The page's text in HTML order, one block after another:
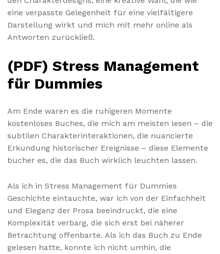
eine verpasste Gelegenheit für eine vielfältigere
Darstellung wirkt und mich mit mehr online als
Antworten zurückließ.
(PDF) Stress Management
für Dummies
Am Ende waren es die ruhigeren Momente
kostenloses Buches, die mich am meisten lesen – die
subtilen Charakterinteraktionen, die nuancierte
Erkundung historischer Ereignisse – diese Elemente
bucher es, die das Buch wirklich leuchten lassen.
Als ich in Stress Management für Dummies
Geschichte eintauchte, war ich von der Einfachheit
und Eleganz der Prosa beeindruckt, die eine
Komplexität verbarg, die sich erst bei näherer
Betrachtung offenbarte. Als ich das Buch zu Ende
gelesen hatte, konnte ich nicht umhin, die